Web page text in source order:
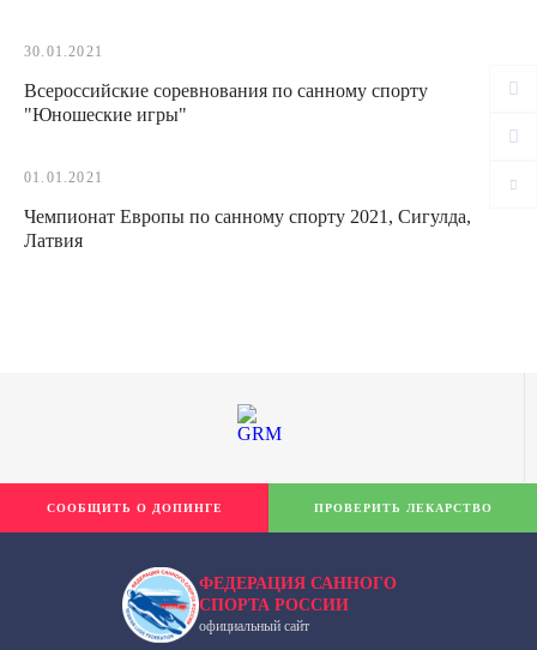
30.01.2021
Всероссийские соревнования по санному спорту
"Юношеские игры"
01.01.2021
Чемпионат Европы по санному спорту 2021, Сигулда,
Латвия
ФЕДЕРАЦИЯ САННОГО
СПОРТА РОССИИ
официальный сайт
СООБЩИТЬ О ДОПИНГЕ ПРОВЕРИТЬ ЛЕКАРСТВО